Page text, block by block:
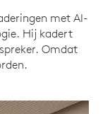
met AI-
Hij kadert
Omdat